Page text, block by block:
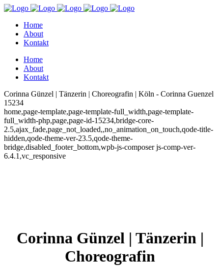
Home
About
Kontakt
Home
About
Kontakt
Corinna Günzel | Tänzerin | Choreografin | Köln - Corinna Guenzel
15234
home,page-template,page-template-full_width,page-template-
full_width-php,page,page-id-15234,bridge-core-
2.5,ajax_fade,page_not_loaded,,no_animation_on_touch,qode-title-
hidden,qode-theme-ver-23.5,qode-theme-
bridge,disabled_footer_bottom,wpb-js-composer js-comp-ver-
6.4.1,vc_responsive
Corinna Günzel | Tänzerin |
Choreografin